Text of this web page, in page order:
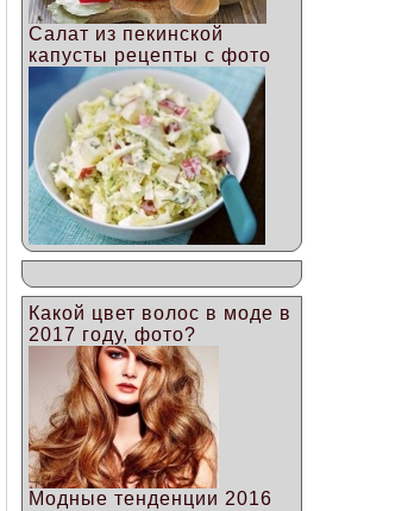
Салат из пекинской
капусты рецепты с фото
Какой цвет волос в моде в
2017 году, фото?
Модные тенденции 2016